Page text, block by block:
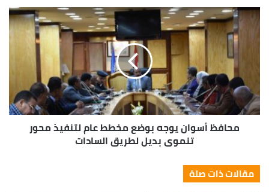
محافظ أسوان يوجه بوضع مخطط عام لتنفيذ محور
تنموى بديل لطريق السادات
مقالات ذات صلة